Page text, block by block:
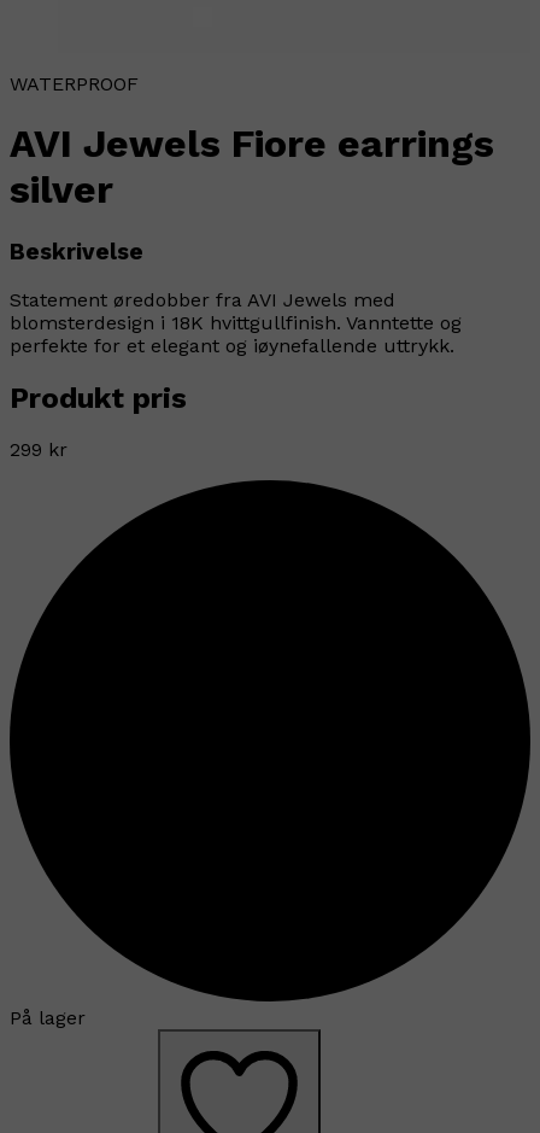
WATERPROOF
AVI Jewels Fiore earrings
silver
Beskrivelse
Statement øredobber fra AVI Jewels med
blomsterdesign i 18K hvittgullfinish. Vanntette og
perfekte for et elegant og iøynefallende uttrykk.
Produkt pris
299 kr
På lager